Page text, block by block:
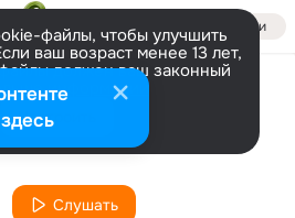
Войти
файлы, чтобы улучшить
ваш возраст менее 13 лет,
должен ваш законный
информации
Настроить
Исполнитель
Neil McEwan
Слушать